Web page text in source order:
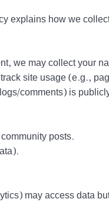
explains how we
we may collect your
site usage (e.g.,
comments) is
posts.
may access data